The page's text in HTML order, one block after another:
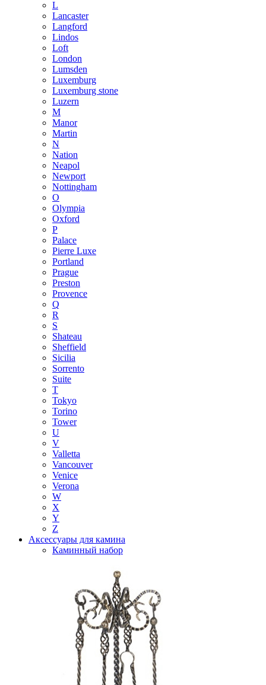
L
Lancaster
Langford
Lindos
Loft
London
Lumsden
Luxemburg
Luxemburg stone
Luzern
M
Manor
Martin
N
Nation
Neapol
Newport
Nottingham
O
Olympia
Oxford
P
Palace
Pierre Luxe
Portland
Prague
Preston
Provence
Q
R
S
Shateau
Sheffield
Sicilia
Sorrento
Suite
T
Tokyo
Torino
Tower
U
V
Valletta
Vancouver
Venice
Verona
W
X
Y
Z
Аксессуары для камина
Каминный набор